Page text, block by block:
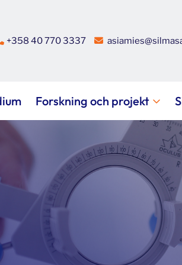
+358 40 770 3337
Forskning och projekt